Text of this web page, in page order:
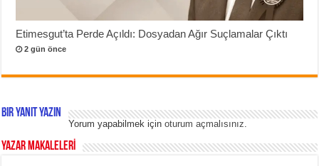
Etimesgut’ta Perde Açıldı: Dosyadan Ağır Suçlamalar Çıktı
2 gün önce
Bir yanıt yazın
Yorum yapabilmek içinoturum açmalısınız
YAZAR MAKALELERİ